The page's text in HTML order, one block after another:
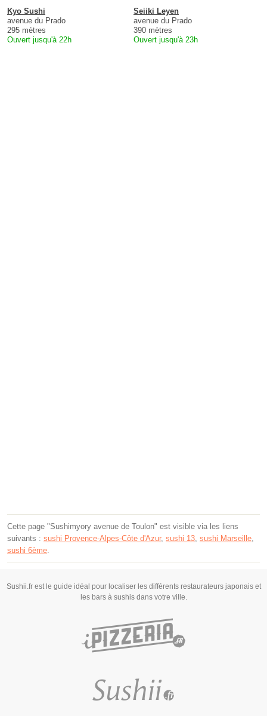
Kyo Sushi
avenue du Prado
295 mètres
Ouvert jusqu'à 22h
Seiiki Leyen
avenue du Prado
390 mètres
Ouvert jusqu'à 23h
Cette page "Sushimyory avenue de Toulon" est visible via les liens
suivants : sushi Provence-Alpes-Côte d'Azur, sushi 13 sushi Marseille
sushi 6ème
Sushii.fr est le guide idéal pour localiser les différents restaurateurs japonais et
les bars à sushis dans votre ville.